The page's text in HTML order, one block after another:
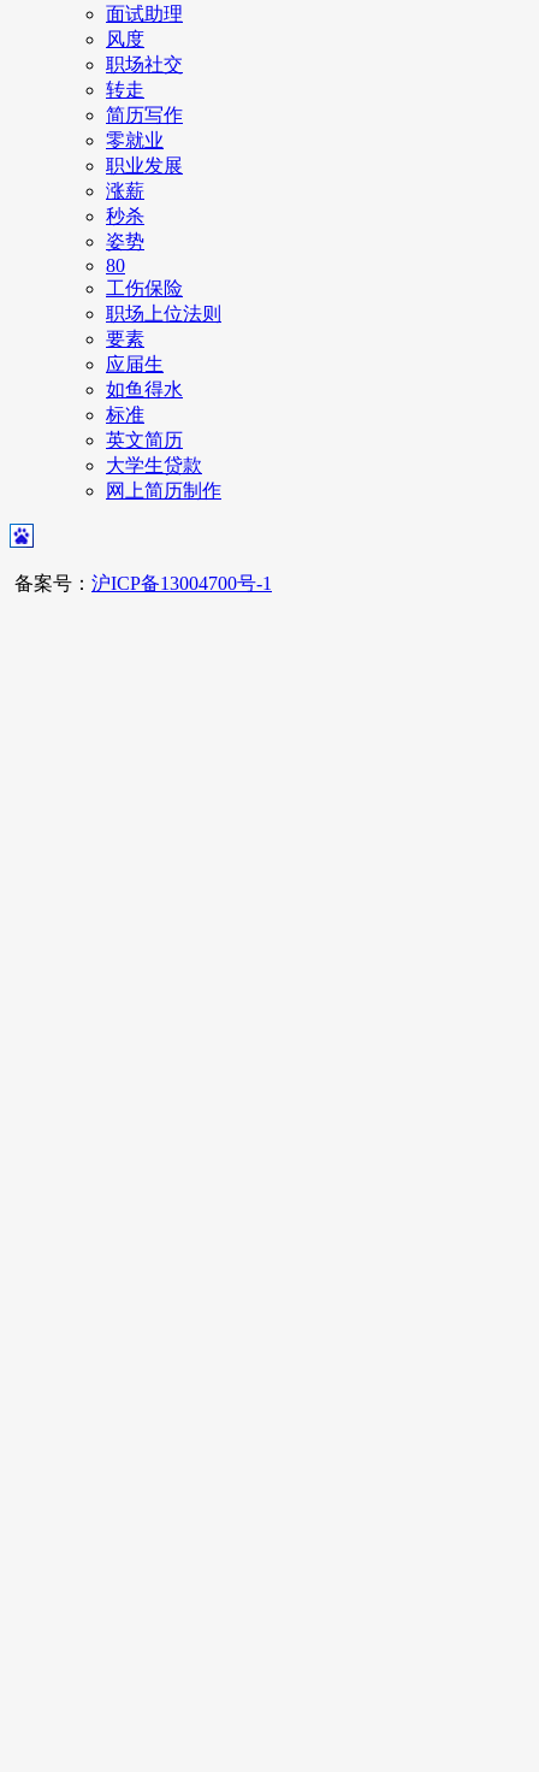
面试助理
风度
职场社交
转走
简历写作
零就业
职业发展
涨薪
秒杀
姿势
80
工伤保险
职场上位法则
要素
应届生
如鱼得水
标准
英文简历
大学生贷款
网上简历制作
备案号： 沪ICP备13004700号-1